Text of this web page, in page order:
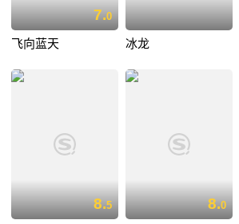
7.0
飞向蓝天 冰龙
8.5 8.0